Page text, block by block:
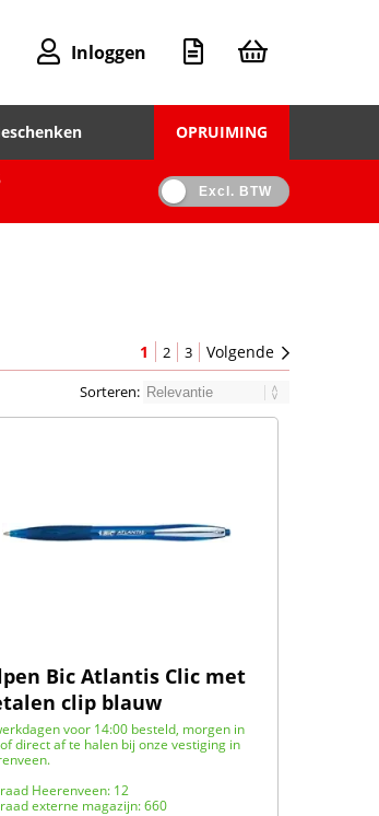
Inloggen
OPRUIMING
Excl. BTW
1 2 3 Volgende
Sorteren:
Bic Atlantis Clic met
clip blauw
voor 14:00 besteld, morgen in
direct af te halen bij onze vestiging in
Heerenveen: 12
externe magazijn: 660